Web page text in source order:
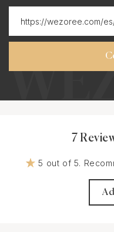
7
5 out of 5.